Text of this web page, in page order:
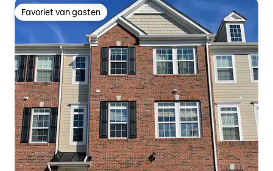
Favoriet van gasten
Favoriet van gasten